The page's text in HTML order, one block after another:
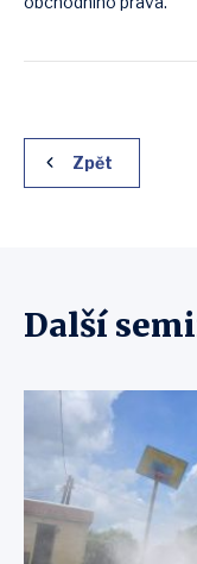
Zpět
Další